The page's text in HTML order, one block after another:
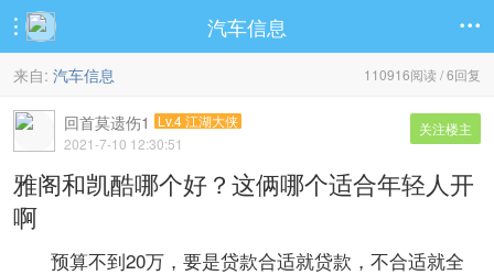
 汽车信息 
110916阅读 / 6回复
来自: 汽车信息
关注楼主
回首莫遗伤1
Lv.4 江湖大侠
2021-7-10 12:30:51
雅阁和凯酷哪个好？这俩哪个适合年轻人开
啊
预算不到20万，要是贷款合适就贷款，不合适就全